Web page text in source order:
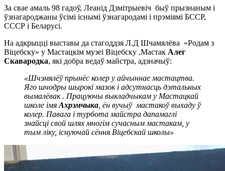
За свае амаль 98 гадоў, Леанід Дзмітрыевіч быў прызнаным і
ўзнагароджаны ўсімі існымі ўзнагародамі і прэміямі БССР,
СССР і Беларусі.
На адкрыцці выставы да стагоддзя Л.Д Шчамялёва «Родам з
Віцебску» у Мастацкім музеі Віцебску ,Мастак Алег
Скавародка, які добра ведаў майстра, адзначыў:
«Шчэмялёў прынёс колер у айчыннае мастацтва.
Яго шчодры шырокі мазок і адсутнасць дэтальных
вымалёвак . Працуючы выкладчыкам у Мастацкай
школе імя Ахрэмчыка , ён вучыў мастакоў выхаду ў
колер. Павага і турбота майстра дапамаглі
знайсці свой шлях многім сучасным мастакам, у
тым ліку, існуючай сёння Віцебскай школы»